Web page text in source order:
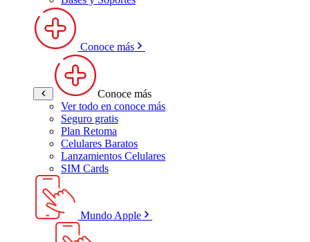
Conoce más
Conoce más
Ver todo en conoce más
Seguro gratis
Plan Retoma
Celulares Baratos
Lanzamientos Celulares
SIM Cards
Mundo Apple